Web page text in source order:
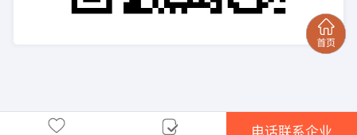
电话联系企业